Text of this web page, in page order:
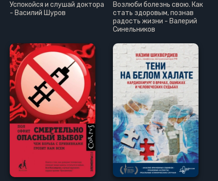
Успокойся и слушай доктора
- Василий Шуров
Возлюби болезнь свою. Как
стать здоровым, познав
радость жизни - Валерий
Синельников